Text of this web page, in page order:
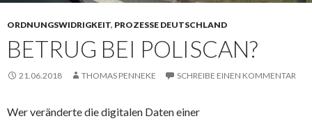
ORDNUNGSWIDRIGKEIT, PROZESSE DEUTSCHLAND
BETRUG BEI POLISCAN?
21.06.2018 THOMAS PENNEKE SCHREIBE EINEN KOMMENTAR
Wer veränderte die digitalen Daten einer